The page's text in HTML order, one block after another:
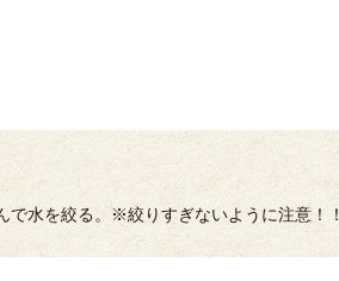
で水を絞る。※絞りすぎないように注意！！